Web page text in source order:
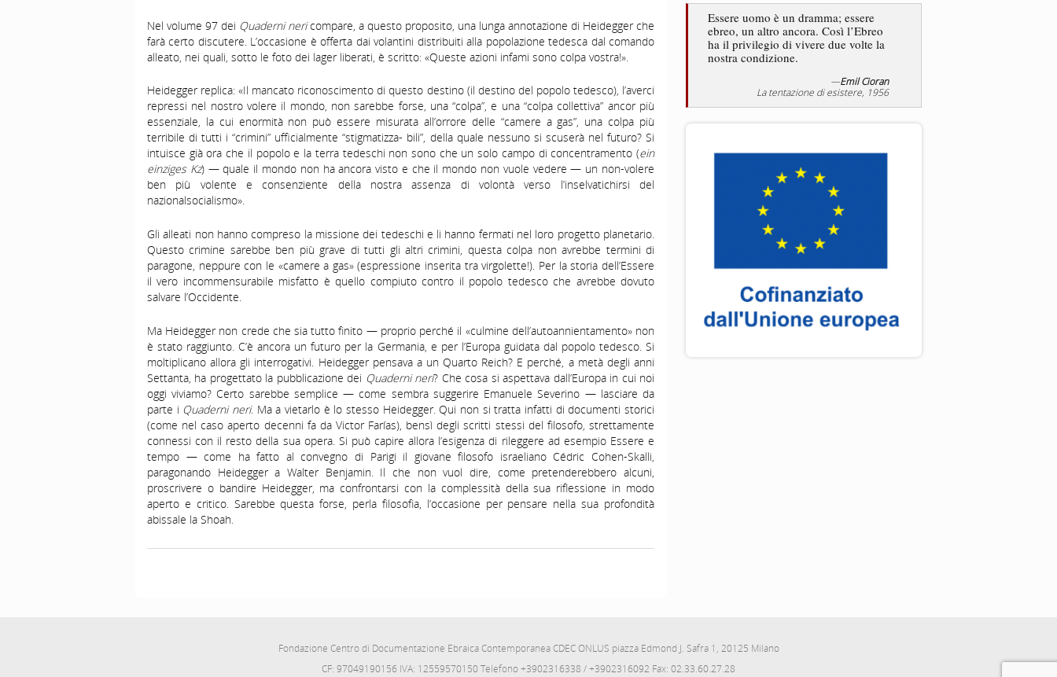
Nel volume 97 dei Quaderni nericompare, a questo proposito, una lunga annotazione di Heidegger che
farà certo discutere. L’occasione è offerta dai volantini distribuiti alla popolazione tedesca dal comando
alleato, nei quali, sotto le foto dei lager liberati, è scritto: «Queste azioni infami sono colpa vostra!».
Heidegger replica: «Il mancato riconoscimento di questo destino (il destino del popolo tedesco), l’averci
repressi nel nostro volere il mondo, non sarebbe forse, una “colpa”, e una “colpa collettiva” ancor più
essenziale, la cui enormità non può essere misurata all’orrore delle “camere a gas”, una colpa più
terribile di tutti i “crimini” ufficialmente “stigmatizza- bili”, della quale nessuno si scuserà nel futuro? Si
intuisce già ora che il popolo e la terra tedeschi non sono che un solo campo di concentramento (ein
einziges Kz) — quale il mondo non ha ancora visto e che il mondo non vuole vedere — un non-volere
ben più volente e consenziente della nostra assenza di volontà verso l’inselvatichirsi del
nazionalsocialismo».
Gli alleati non hanno compreso la missione dei tedeschi e li hanno fermati nel loro progetto planetario.
Questo crimine sarebbe ben più grave di tutti gli altri crimini, questa colpa non avrebbe termini di
paragone, neppure con le «camere a gas» (espressione inserita tra virgolette!). Per la storia dell’Essere
il vero incommensurabile misfatto è quello compiuto contro il popolo tedesco che avrebbe dovuto
salvare l’Occidente.
Ma Heidegger non crede che sia tutto finito — proprio perché il «culmine dell’autoannientamento» non
è stato raggiunto. C’è ancora un futuro per la Germania, e per l’Europa guidata dal popolo tedesco. Si
moltiplicano allora gli interrogativi. Heidegger pensava a un Quarto Reich? E perché, a metà degli anni
Settanta, ha progettato la pubblicazione dei Quaderni neri? Che cosa si aspettava dall’Europa in cui noi
oggi viviamo? Certo sarebbe semplice — come sembra suggerire Emanuele Severino — lasciare da
parte i Quaderni neri. Ma a vietarlo è lo stesso Heidegger. Qui non si tratta infatti di documenti storici
(come nel caso aperto decenni fa da Victor Farías), bensì degli scritti stessi del filosofo, strettamente
connessi con il resto della sua opera. Si può capire allora l’esigenza di rileggere ad esempio Essere e
tempo — come ha fatto al convegno di Parigi il giovane filosofo israeliano Cédric Cohen-Skalli,
paragonando Heidegger a Walter Benjamin. Il che non vuol dire, come pretenderebbero alcuni,
proscrivere o bandire Heidegger, ma confrontarsi con la complessità della sua riflessione in modo
aperto e critico. Sarebbe questa forse, perla filosofia, l’occasione per pensare nella sua profondità
abissale la Shoah.
Essere uomo è un dramma; essere
ebreo, un altro ancora. Così l’Ebreo
ha il privilegio di vivere due volte la
nostra condizione.
—Emil Cioran
La tentazione di esistere, 1956
Fondazione Centro di Documentazione Ebraica Contemporanea CDEC ONLUS piazza Edmond J. Safra 1, 20125 Milano
CF: 97049190156 IVA: 12559570150 Telefono +3902316338 / +3902316092 Fax: 02.33.60.27.28